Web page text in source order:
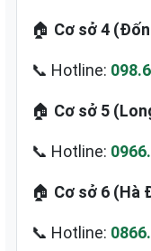
🏠 Cơ sở 4
📞 Hotline:
🏠 Cơ sở 5
📞 Hotline:
🏠 Cơ sở 6 (Hà
📞 Hotline: